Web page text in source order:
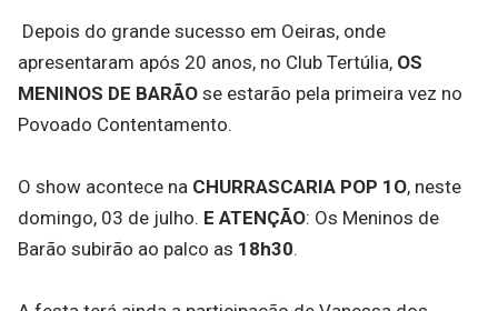
Depois do grande sucesso em Oeiras, onde
apresentaram após 20 anos, no Club Tertúlia, OS
MENINOS DE BARÃO se estarão pela primeira vez no
Povoado Contentamento.
O show acontece na CHURRASCARIA POP 1O, neste
domingo, 03 de julho. E ATENÇÃO: Os Meninos de
Barão subirão ao palco as 18h30.